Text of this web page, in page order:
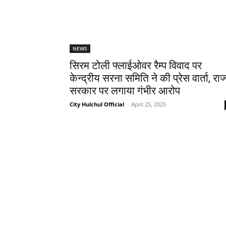
NEWS
सिरम टोली फ्लाईओवर रैम्प विवाद पर
केन्द्रीय सरना समिति ने की प्रेस वार्ता,
सरकार पर लगाया गंभीर आरोप
City Hulchul Official - April 25, 2025